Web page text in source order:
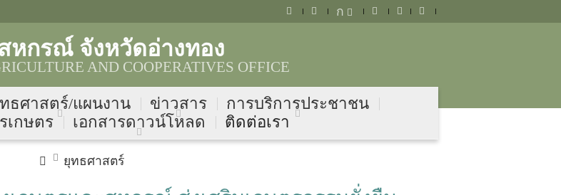
ก
หกรณ์ จังหวัดอ่างทอง
AND COOPERATIVES OFFICE
ธศาสตร์/แผนงาน ข่าวสาร
การบริการประชาชน
เกษตร
เอกสารดาวน์โหลด ติดต่อเรา
ยุทธศาสตร์